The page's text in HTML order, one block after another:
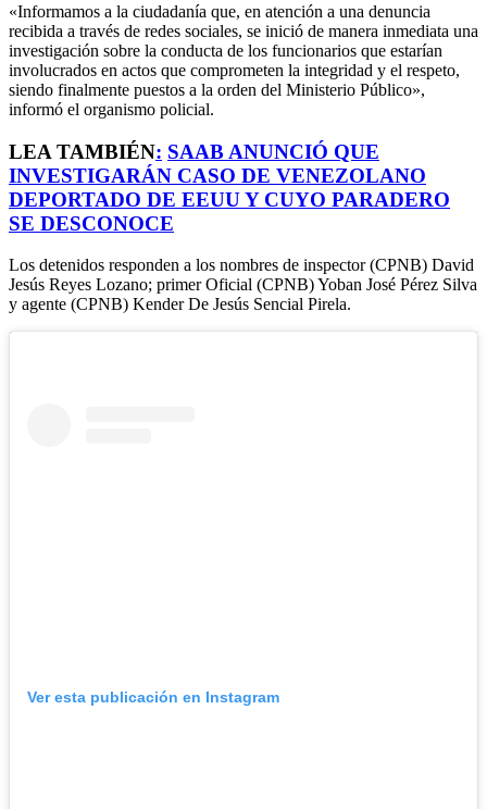
«Informamos a la ciudadanía que, en atención a una denuncia
recibida a través de redes sociales, se inició de manera inmediata una
investigación sobre la conducta de los funcionarios que estarían
involucrados en actos que comprometen la integridad y el respeto,
siendo finalmente puestos a la orden del Ministerio Público»,
informó el organismo policial.
LEA TAMBIÉN: SAAB ANUNCIÓ QUE
INVESTIGARÁN CASO DE VENEZOLANO
DEPORTADO DE EEUU Y CUYO PARADERO
SE DESCONOCE
Los detenidos responden a los nombres de inspector (CPNB) David
Jesús Reyes Lozano; primer Oficial (CPNB) Yoban José Pérez Silva
y agente (CPNB) Kender De Jesús Sencial Pirela.
Ver esta publicación en Instagram